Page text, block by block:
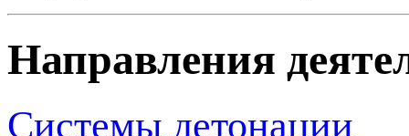
Направления
Системы детонации